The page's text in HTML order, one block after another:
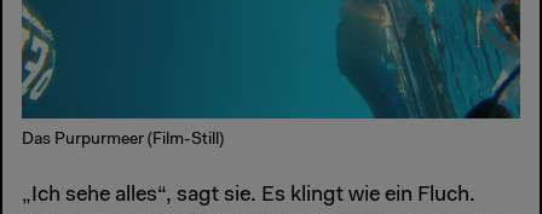
Das Purpurmeer (Film-Still)
„Ich sehe alles“, sagt sie. Es klingt wie ein Fluch.